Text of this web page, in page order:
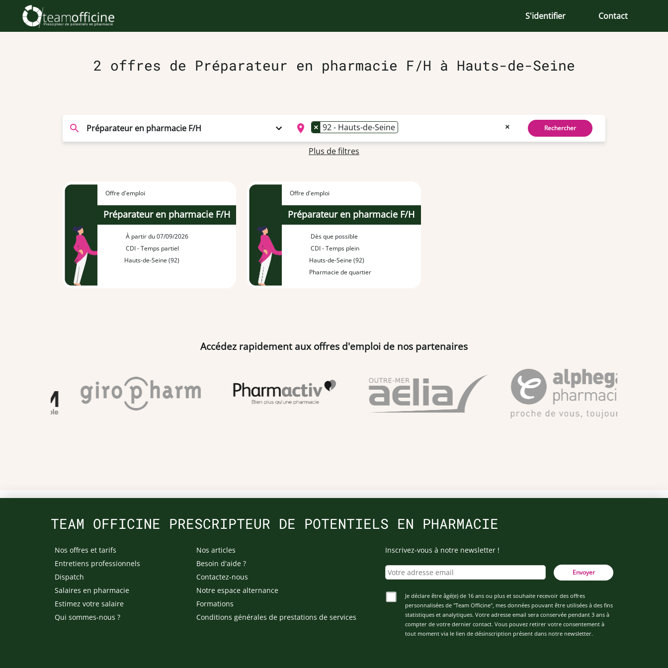
S'identifier Contact
2 offres de Préparateur en pharmacie F/H à Hauts-de-Seine
×
× 92 - Hauts-de-Seine Rechercher
Plus de filtres
Offre d'emploi
Préparateur en pharmacie F/H
À partir du 07/09/2026
CDI - Temps partiel
Hauts-de-Seine (92)
Offre d'emploi
Préparateur en pharmacie F/H
Dès que possible
CDI - Temps plein
Hauts-de-Seine (92)
Pharmacie de quartier
Accédez rapidement aux offres d'emploi de nos partenaires
TEAM OFFICINE PRESCRIPTEUR DE POTENTIELS EN PHARMACIE
Nos offres et tarifs
Entretiens professionnels
Dispatch
Salaires en pharmacie
Estimez votre salaire
Qui sommes-nous ?
Nos articles
Besoin d'aide ?
Contactez-nous
Notre espace alternance
Formations
Conditions générales de prestations de services
Inscrivez-vous à notre newsletter !
Envoyer
Je déclare être âgé(e) de 16 ans ou plus et souhaite recevoir des offres
personnalisées de "Team Officine", mes données pouvant être utilisées à des fins
statistiques et analytiques. Votre adresse email sera conservée pendant 3 ans à
compter de votre dernier contact. Vous pouvez retirer votre consentement à
tout moment via le lien de désinscription présent dans notre newsletter.